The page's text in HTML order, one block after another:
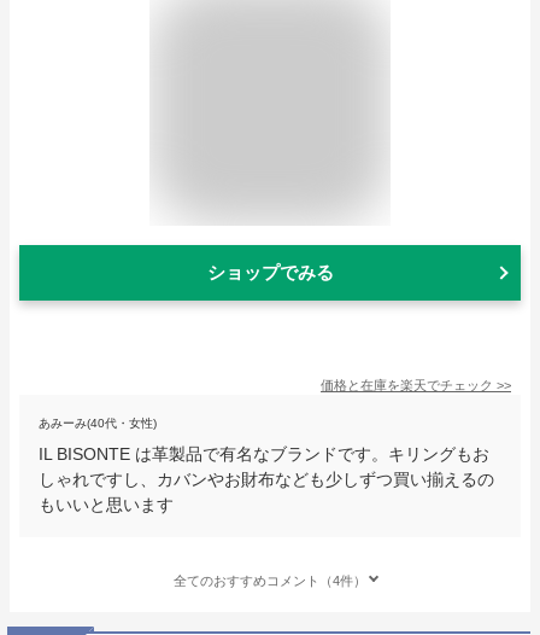
ショップでみる
価格と在庫を楽天でチェック >>
あみーみ(40代・女性)
IL BISONTE は革製品で有名なブランドです。キリングもお
しゃれですし、カバンやお財布なども少しずつ買い揃えるの
もいいと思います
全てのおすすめコメント（4件）